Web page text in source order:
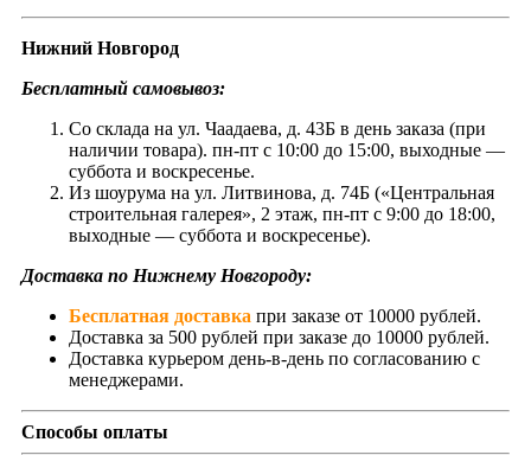
Нижний Новгород
Бесплатный самовывоз:
Со склада на ул. Чаадаева, д. 43Б в день заказа (при
наличии товара). пн-пт с 10:00 до 15:00, выходные —
суббота и воскресенье.
Из шоурума на ул. Литвинова, д. 74Б («Центральная
строительная галерея», 2 этаж, пн-пт с 9:00 до 18:00,
выходные — суббота и воскресенье).
Доставка по Нижнему Новгороду:
Бесплатная доставка при заказе от 10000 рублей.
Доставка за 500 рублей при заказе до 10000 рублей.
Доставка курьером день-в-день по согласованию с
менеджерами.
Способы оплаты